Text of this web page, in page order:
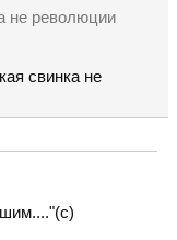
не революции
свинка не